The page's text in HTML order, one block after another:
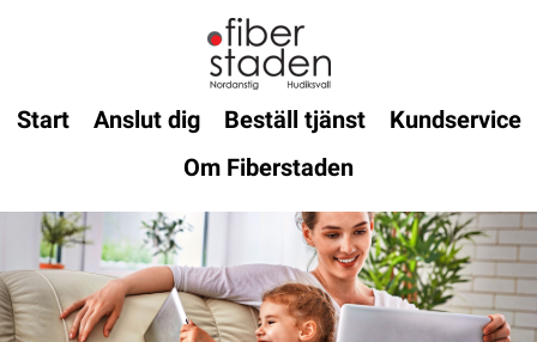
Start Anslut dig Beställ tjänst
Kundservice
Om Fiberstaden